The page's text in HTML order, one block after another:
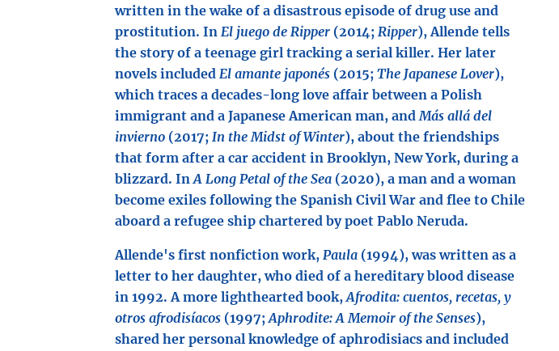
written in the wake of a disastrous episode of drug use and
prostitution. In El juego de Ripper (2014; Ripper), Allende tells
the story of a teenage girl tracking a serial killer. Her later
novels included El amante japonés (2015; The Japanese Lover),
which traces a decades-long love affair between a Polish
immigrant and a Japanese American man, andMás allá del
invierno (2017; In the Midst of Winter), about the friendships
that form after a car accident in Brooklyn, New York, during a
blizzard. InA Long Petal of the Sea (2020), a man and a woman
become exiles following the Spanish Civil War and flee to Chile
aboard a refugee ship chartered by poet Pablo Neruda.
Allende's first nonfiction work, Paula (1994), was written as a
letter to her daughter, who died of a hereditary blood disease
in 1992. A more lighthearted book,Afrodita: cuentos, recetas, y
otros afrodisíacos (1997;Aphrodite: A Memoir of the Senses),
shared her personal knowledge of aphrodisiacs and included